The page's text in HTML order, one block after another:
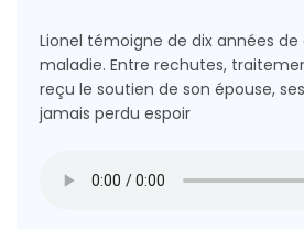
Lionel témoigne de dix années
maladie. Entre rechutes,
reçu le soutien de son épouse,
jamais perdu espoir